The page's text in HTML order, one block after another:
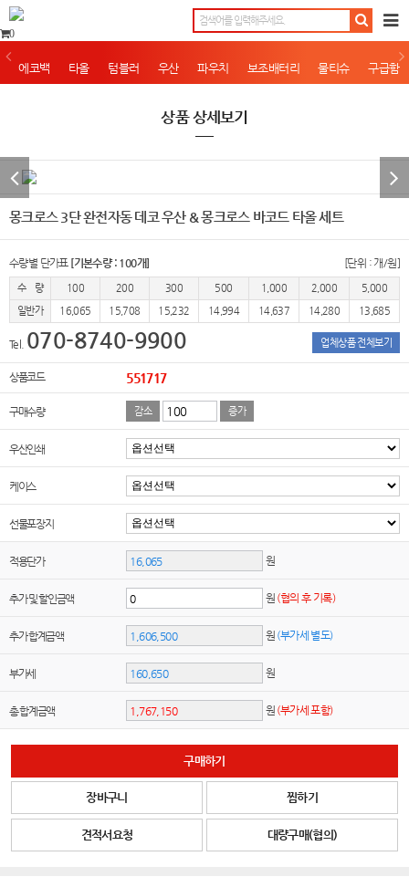
0
에코백 타올 텀블러 우산 파우치 보조배터리 물티슈 구급함
상품 상세보기
몽크로스 3단 완전자동 데코 우산 & 몽크로스 바코드 타올 세트
수량별 단가표 [기본수량 : 100개] [단위 : 개/원]
수 량 100 200 300 500 1,000 2,000
5,000
일반가
16,065 15,708 15,232 14,994 14,637 14,280 13,685
Tel. 070-8740-9900 업체상품 전체보기
상품코드 551717
구매수량 감소 증가
우산인쇄
케이스
선물포장지
적용단가 원
추가 및 할인금액 원 (협의 후 기록)
추가 합계금액 원 (부가세 별도)
부가세 원
총 합계금액 원 (부가세 포함)
구매하기
장바구니 찜하기
견적서요청 대량구매(협의)